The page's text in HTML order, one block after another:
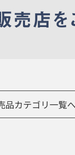
品カテゴリ一覧へ